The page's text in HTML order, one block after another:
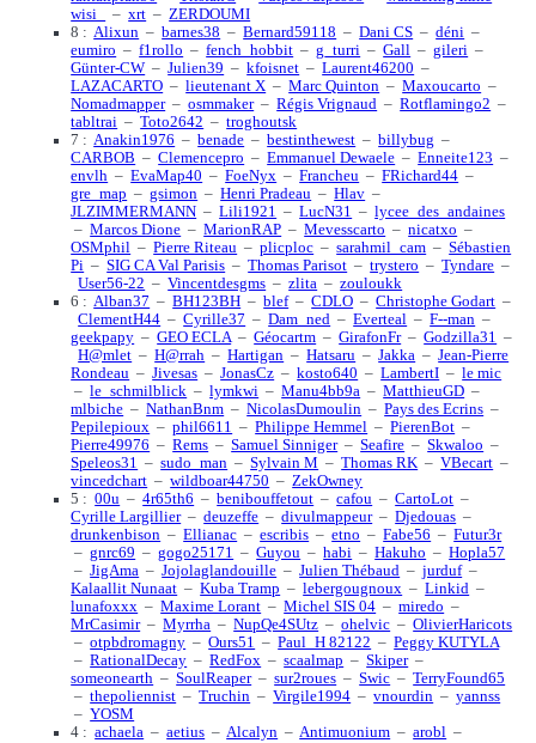
wisi_
–xrt –ZERDOUMI
8 :Alixun –barnes38 –Bernard59118 –Dani CS –déni –
eumiro –f1rollo –fench_hobbit –g_turri –Gall –gileri –
Günter-CW –Julien39 –kfoisnet –Laurent46200 –
LAZACARTO –lieutenant X –Marc Quinton –Maxoucarto –
Nomadmapper–osmmaker–Régis Vrignaud –Rotflamingo2 –
tabltrai –Toto2642 –troghoutsk
7 :Anakin1976 –benade –bestinthewest –billybug –
CARBOB –Clemencepro –Emmanuel Dewaele –Enneite123 –
envlh –EvaMap40 –FoeNyx –Francheu –FRichard44 –
gre_map –gsimon –Henri Pradeau –Hlav –
JLZIMMERMANN –Lili1921 –LucN31 –lycee_des_andaines
–Marcos Dione –MarionRAP –Mevesscarto –nicatxo –
OSMphil –Pierre Riteau –plicploc –sarahmil_cam –Sébastien
Pi –SIG CA Val Parisis –Thomas Parisot –trystero –Tyndare –
User56-22 –Vincentdesgms –zlita –zouloukk
6 :Alban37 –BH123BH –blef–CDLO –Christophe Godart –
ClementH44 –Cyrille37 –Dam_ned –Everteal –F--man –
geekpapy –GEO ECLA–Géocartm –GirafonFr–Godzilla31 –
H@mlet –H@rrah –Hartigan –Hatsaru –Jakka –Jean-Pierre
Rondeau –Jivesas –JonasCz –kosto640 –LambertI –le mic
–le_schmilblick –lymkwi –Manu4bb9a –MatthieuGD –
mlbiche –NathanBnm –NicolasDumoulin –Pays des Ecrins –
Pepilepioux –phil6611 –Philippe Hemmel –PierenBot –
Pierre49976 –Rems –Samuel Sinniger–Seafire –Skwaloo –
Speleos31 –sudo_man –Sylvain M –Thomas RK –VBecart –
vincedchart –wildboar44750 –ZekOwney
5 :00u –4r65th6 –benibouffetout –cafou –CartoLot –
Cyrille Largillier–deuzeffe –divulmappeur–Djedouas –
drunkenbison –Ellianac –escribis –etno –Fabe56 –Futur3r
–gnrc69 –gogo25171 –Guyou –habi –Hakuho –Hopla57
–JigAma –Jojolaglandouille –Julien Thébaud –jurduf–
Kalaallit Nunaat –Kuba Tramp –lebergougnoux –Linkid –
lunafoxxx –Maxime Lorant –Michel SIS 04 –miredo –
MrCasimir–Myrrha –NupQe4SUtz –ohelvic –OlivierHaricots
–otpbdromagny –Ours51 –Paul_H 82122 –Peggy KUTYLA
–RationalDecay –RedFox –scaalmap –Skiper–
someonearth –SoulReaper–sur2roues –Swic –TerryFound65
–thepoliennist –Truchin –Virgile1994 –vnourdin –yannss
–YOSM
4 :achaela –aetius –Alcalyn –Antimuonium –arobl –